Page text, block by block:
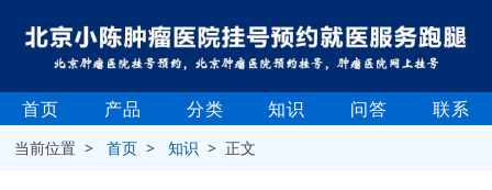
首页 产品 分类 知识 问答 联系
当前位置 >首页 >知识 > 正文